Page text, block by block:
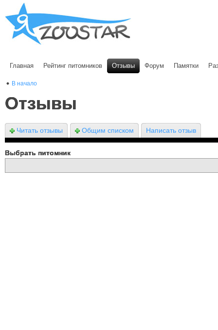
Главная Рейтинг питомников Отзывы Форум Памятки
В начало
Отзывы
Читать отзывы Общим списком Написать отзыв
Выбрать питомник